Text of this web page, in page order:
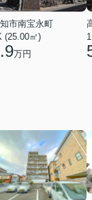
市南宝永町
(25.00㎡)
万円